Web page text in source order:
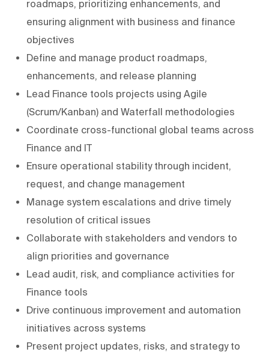
roadmaps, prioritizing enhancements, and
ensuring alignment with business and finance
objectives
Define and manage product roadmaps,
enhancements, and release planning
Lead Finance tools projects using Agile
(Scrum/Kanban) and Waterfall methodologies
Coordinate cross-functional global teams across
Finance and IT
Ensure operational stability through incident,
request, and change management
Manage system escalations and drive timely
resolution of critical issues
Collaborate with stakeholders and vendors to
align priorities and governance
Lead audit, risk, and compliance activities for
Finance tools
Drive continuous improvement and automation
initiatives across systems
Present project updates, risks, and strategy to